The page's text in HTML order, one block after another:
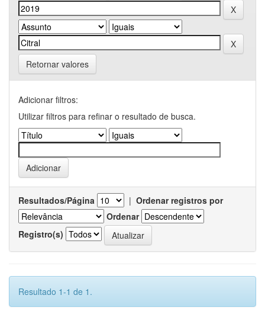
Retornar valores
Adicionar filtros:
Utilizar filtros para refinar o resultado de busca.
Resultados/Página | Ordenar registros por
Ordenar
Registro(s)
Resultado 1-1 de 1.